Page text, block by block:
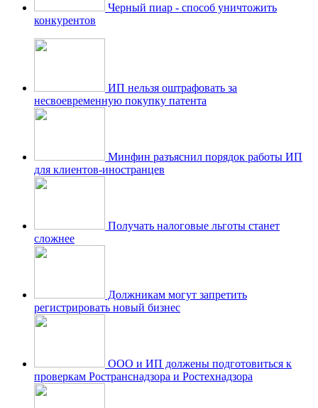
Черный пиар - способ уничтожить
конкурентов
ИП нельзя оштрафовать за
несвоевременную покупку патента
Минфин разъяснил порядок работы ИП
для клиентов-иностранцев
Получать налоговые льготы станет
сложнее
Должникам могут запретить
регистрировать новый бизнес
ООО и ИП должены подготовиться к
проверкам Ространснадзора и Ростехнадзора